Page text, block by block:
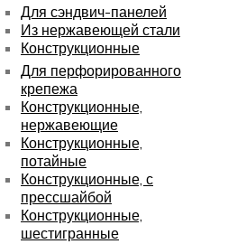
Для сэндвич-панелей
Из нержавеющей стали
Конструкционные
Для перфорированного
крепежа
Конструкционные,
нержавеющие
Конструкционные,
потайные
Конструкционные, с
прессшайбой
Конструкционные,
шестигранные